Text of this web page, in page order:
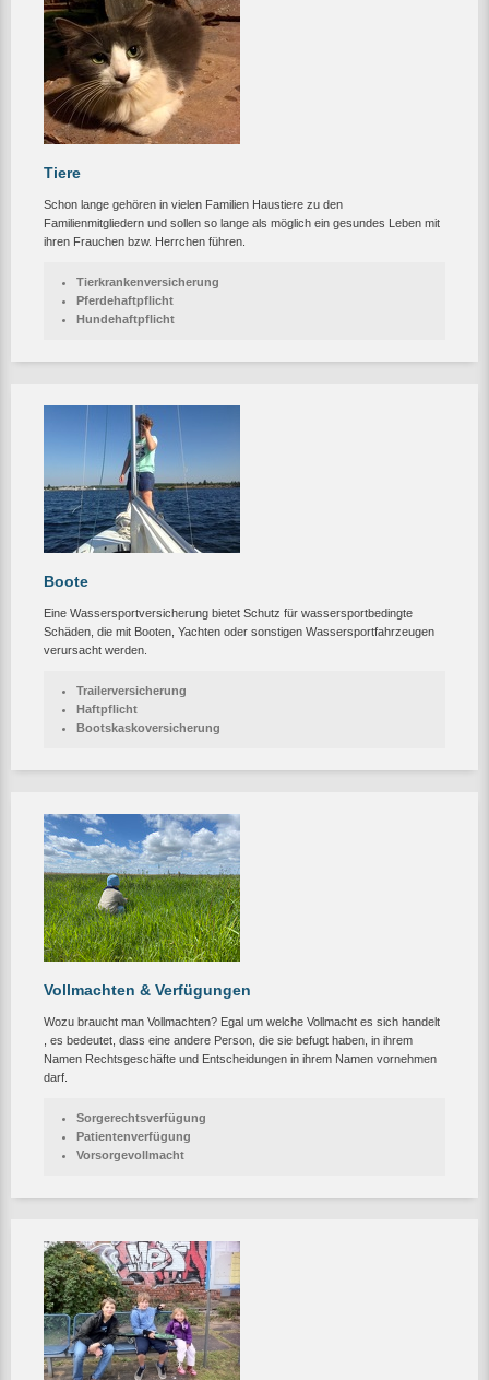
Tiere
Schon lange gehören in vielen Familien Haustiere zu den
Familienmitgliedern und sollen so lange als möglich ein gesundes Leben mit
ihren Frauchen bzw. Herrchen führen.
Tierkrankenversicherung
Pferdehaftpflicht
Hundehaftpflicht
Boote
Eine Wassersportversicherung bietet Schutz für wassersportbedingte
Schäden, die mit Booten, Yachten oder sonstigen Wassersportfahrzeugen
verursacht werden.
Trailerversicherung
Haftpflicht
Bootskaskoversicherung
Vollmachten & Verfügungen
Wozu braucht man Vollmachten? Egal um welche Vollmacht es sich handelt
, es bedeutet, dass eine andere Person, die sie befugt haben, in ihrem
Namen Rechtsgeschäfte und Entscheidungen in ihrem Namen vornehmen
darf.
Sorgerechtsverfügung
Patientenverfügung
Vorsorgevollmacht